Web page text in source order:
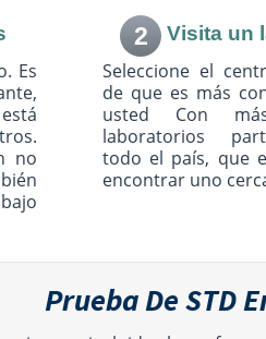
12:00 PM
Chicago, IL 60641
Hours:M - F 7:30 AM - 4:00
PM | SAT 7:30 AM - 12:00 PM
1:00 PM
4801 W Peterson Ave
PM & 1:00 PM - 4:30 PM |
Es
no
2 Visita un
Seleccione el
de que es más
usted Con
laboratorios
todo el país, que
encontrar uno
Prueba De STD